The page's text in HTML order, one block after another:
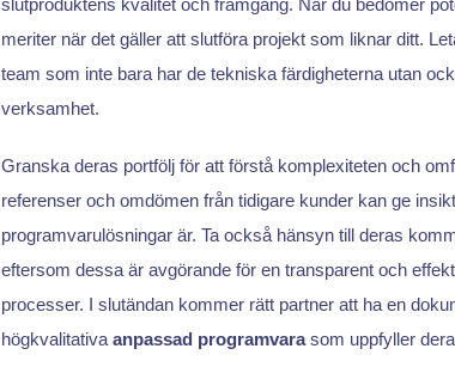
slutproduktens kvalitet och framgång. När du bedömer
meriter när det gäller att slutföra projekt som liknar ditt.
team som inte bara har de tekniska färdigheterna utan
verksamhet.
Granska deras portfölj för att förstå komplexiteten och
referenser och omdömen från tidigare kunder kan ge
programvarulösningar är. Ta också hänsyn till deras
eftersom dessa är avgörande för en transparent och
processer. I slutändan kommer rätt partner att ha en
högkvalitativa anpassad programvarasom uppfyller